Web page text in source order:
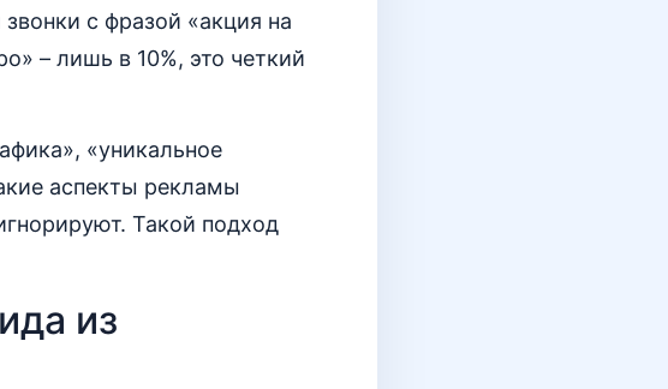
с фразой «акция на
– лишь в 10%, это четкий
«уникальное
аспекты рекламы
Такой подход
из